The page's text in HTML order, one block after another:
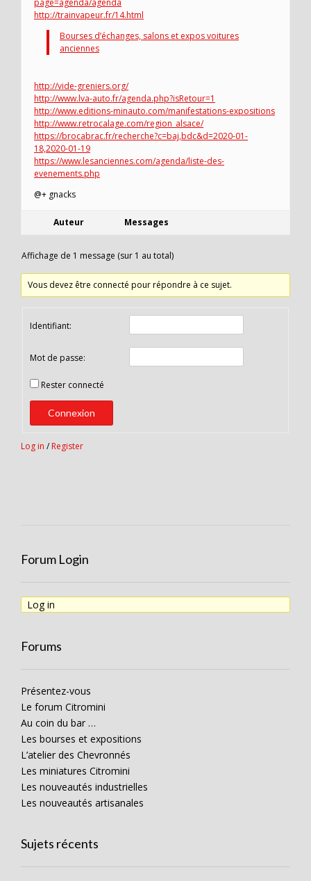
page=agenda/agenda
http://trainvapeur.fr/14.html
Bourses d’échanges, salons et expos voitures
anciennes
http://vide-greniers.org/
http://www.lva-auto.fr/agenda.php?isRetour=1
http://www.editions-minauto.com/manifestations-expositions
http://www.retrocalage.com/region_alsace/
https://brocabrac.fr/recherche?c=baj,bdc&d=2020-01-
18,2020-01-19
https://www.lesanciennes.com/agenda/liste-des-
evenements.php
@+ gnacks
Auteur Messages
Affichage de 1 message (sur 1 au total)
Vous devez être connecté pour répondre à ce sujet.
Identifiant:
Mot de passe:
Rester connecté
Connexion
Log in / Register
Forum Login
Log in
Forums
Présentez-vous
Le forum Citromini
Au coin du bar …
Les bourses et expositions
L’atelier des Chevronnés
Les miniatures Citromini
Les nouveautés industrielles
Les nouveautés artisanales
Sujets récents